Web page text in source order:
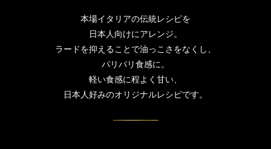
本場イタリアの伝統レシピを
日本人向けにアレンジ。
ラードを抑えることで油っこさをなくし、
パリパリ食感に。
軽い食感に程よく甘い、
日本人好みのオリジナルレシピです。